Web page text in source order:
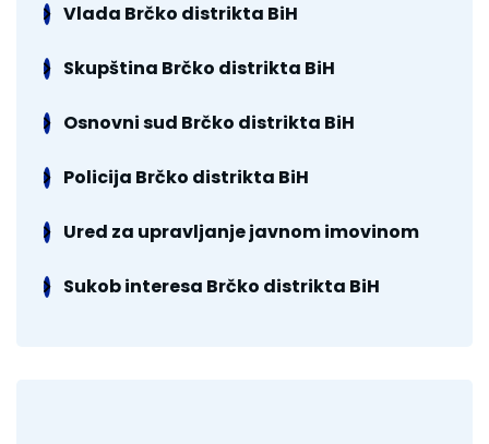
Vlada Brčko distrikta BiH
Skupština Brčko distrikta BiH
Osnovni sud Brčko distrikta BiH
Policija Brčko distrikta BiH
Ured za upravljanje javnom imovinom
Sukob interesa Brčko distrikta BiH